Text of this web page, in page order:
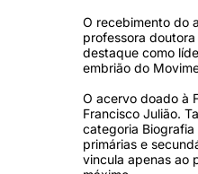
O recebimento do
professora
destaque como
embrião do
O acervo doado à
Francisco Julião.
categoria
primárias e
vincula apenas ao